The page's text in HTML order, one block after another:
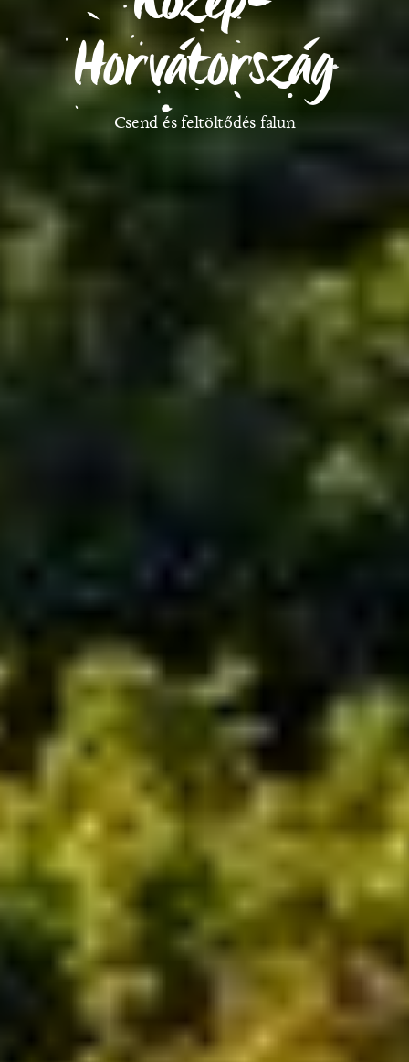
Horvátország
Csend és feltöltődés falun